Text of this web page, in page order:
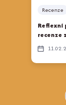
11 02
Recenze
Reflexní
recenze